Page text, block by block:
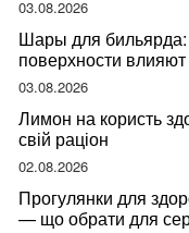
03.08.2026
Шары для бильярда:
поверхности
03.08.2026
Лимон на користь
свій раціон
02.08.2026
Прогулянки для
— що обрати для